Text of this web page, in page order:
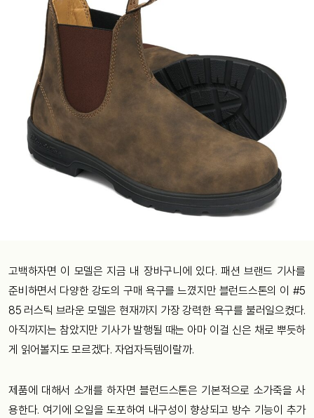
고백하자면 이 모델은 지금 내 장바구니에 있다. 패션 브랜드 기사를
준비하면서 다양한 강도의 구매 욕구를 느꼈지만 블런드스톤의 이 #5
85 러스틱 브라운 모델은 현재까지 가장 강력한 욕구를 불러일으켰다.
아직까지는 참았지만 기사가 발행될 때는 아마 이걸 신은 채로 뿌듯하
게 읽어볼지도 모르겠다. 자업자득템이랄까.
제품에 대해서 소개를 하자면 블런드스톤은 기본적으로 소가죽을 사
용한다. 여기에 오일을 도포하여 내구성이 향상되고 방수 기능이 추가